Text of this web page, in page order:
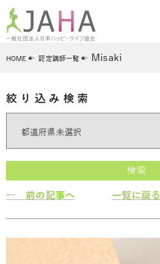
HOME 認定講師一覧 Misaki
絞り込み検索
検索
← 前の記事へ 一覧に戻る